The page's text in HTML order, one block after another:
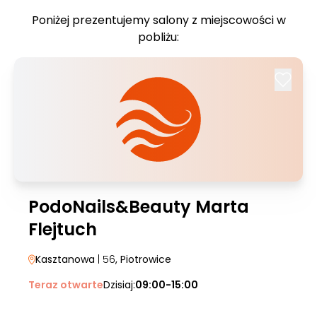
Poniżej prezentujemy salony z miejscowości w
pobliżu:
PodoNails&Beauty Marta
Flejtuch
Kasztanowa | 56, Piotrowice
Teraz otwarteDzisiaj:09:00-15:00